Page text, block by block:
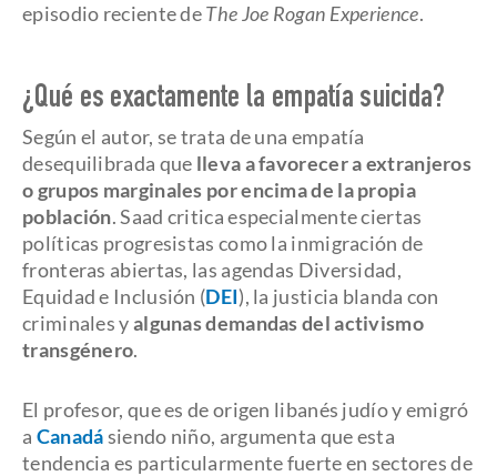
episodio reciente deThe Joe Rogan Experience.
¿Qué es exactamente la empatía suicida?
Según el autor, se trata de una empatía
desequilibrada que lleva a favorecer a extranjeros
o grupos marginales por encima de la propia
población. Saad critica especialmente ciertas
políticas progresistas como la inmigración de
fronteras abiertas, las agendas Diversidad,
Equidad e Inclusión (DEI), la justicia blanda con
criminales yalgunas demandas del activismo
transgénero.
El profesor, que es de origen libanés judío y emigró
a Canadásiendo niño, argumenta que esta
tendencia es particularmente fuerte en sectores de